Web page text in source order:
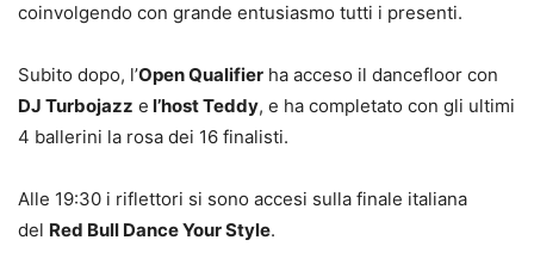
coinvolgendo con grande entusiasmo tutti i presenti.
Subito dopo, l’Open Qualifier ha acceso il dancefloor con
DJ Turbojazz e l’host Teddy, e ha completato con gli ultimi
4 ballerini la rosa dei 16 finalisti.
Alle 19:30 i riflettori si sono accesi sulla finale italiana
del Red Bull Dance Your Style.